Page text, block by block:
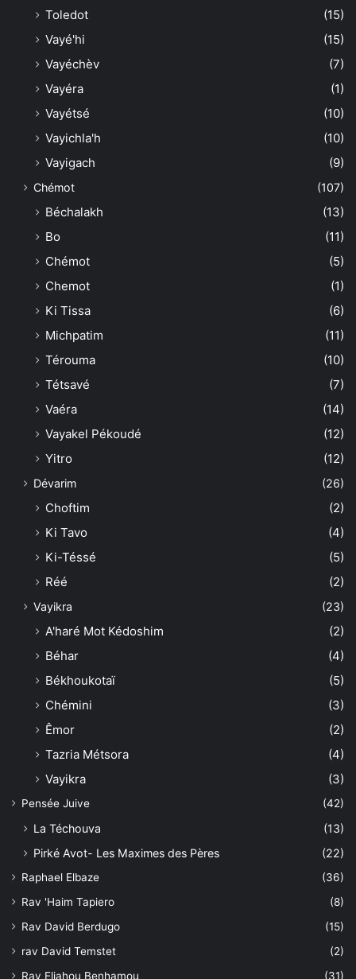
Toledot
(15)
Vayé'hi
(15)
Vayéchèv
(7)
Vayéra
(1)
Vayétsé
(10)
Vayichla'h
(10)
Vayigach
(9)
Chémot (107)
Béchalakh
(13)
Bo
(11)
Chémot
(5)
Chemot
(1)
Ki Tissa
(6)
Michpatim
(11)
Térouma
(10)
Tétsavé
(7)
Vaéra
(14)
Vayakel Pékoudé
(12)
Yitro
(12)
Dévarim (26)
Choftim
(2)
Ki Tavo
(4)
Ki-Téssé
(5)
Réé
(2)
Vayikra (23)
A'haré Mot Kédoshim
(2)
Béhar
(4)
Békhoukotaï
(5)
Chémini
(3)
Êmor
(2)
Tazria Métsora
(4)
Vayikra
(3)
Pensée Juive (42)
La Téchouva
(13)
Pirké Avot- Les Maximes des Pères
(22)
Raphael Elbaze
(36)
Rav 'Haim Tapiero
(8)
Rav David Berdugo
(15)
rav David Temstet
(2)
Rav Eliahou Benhamou
(31)